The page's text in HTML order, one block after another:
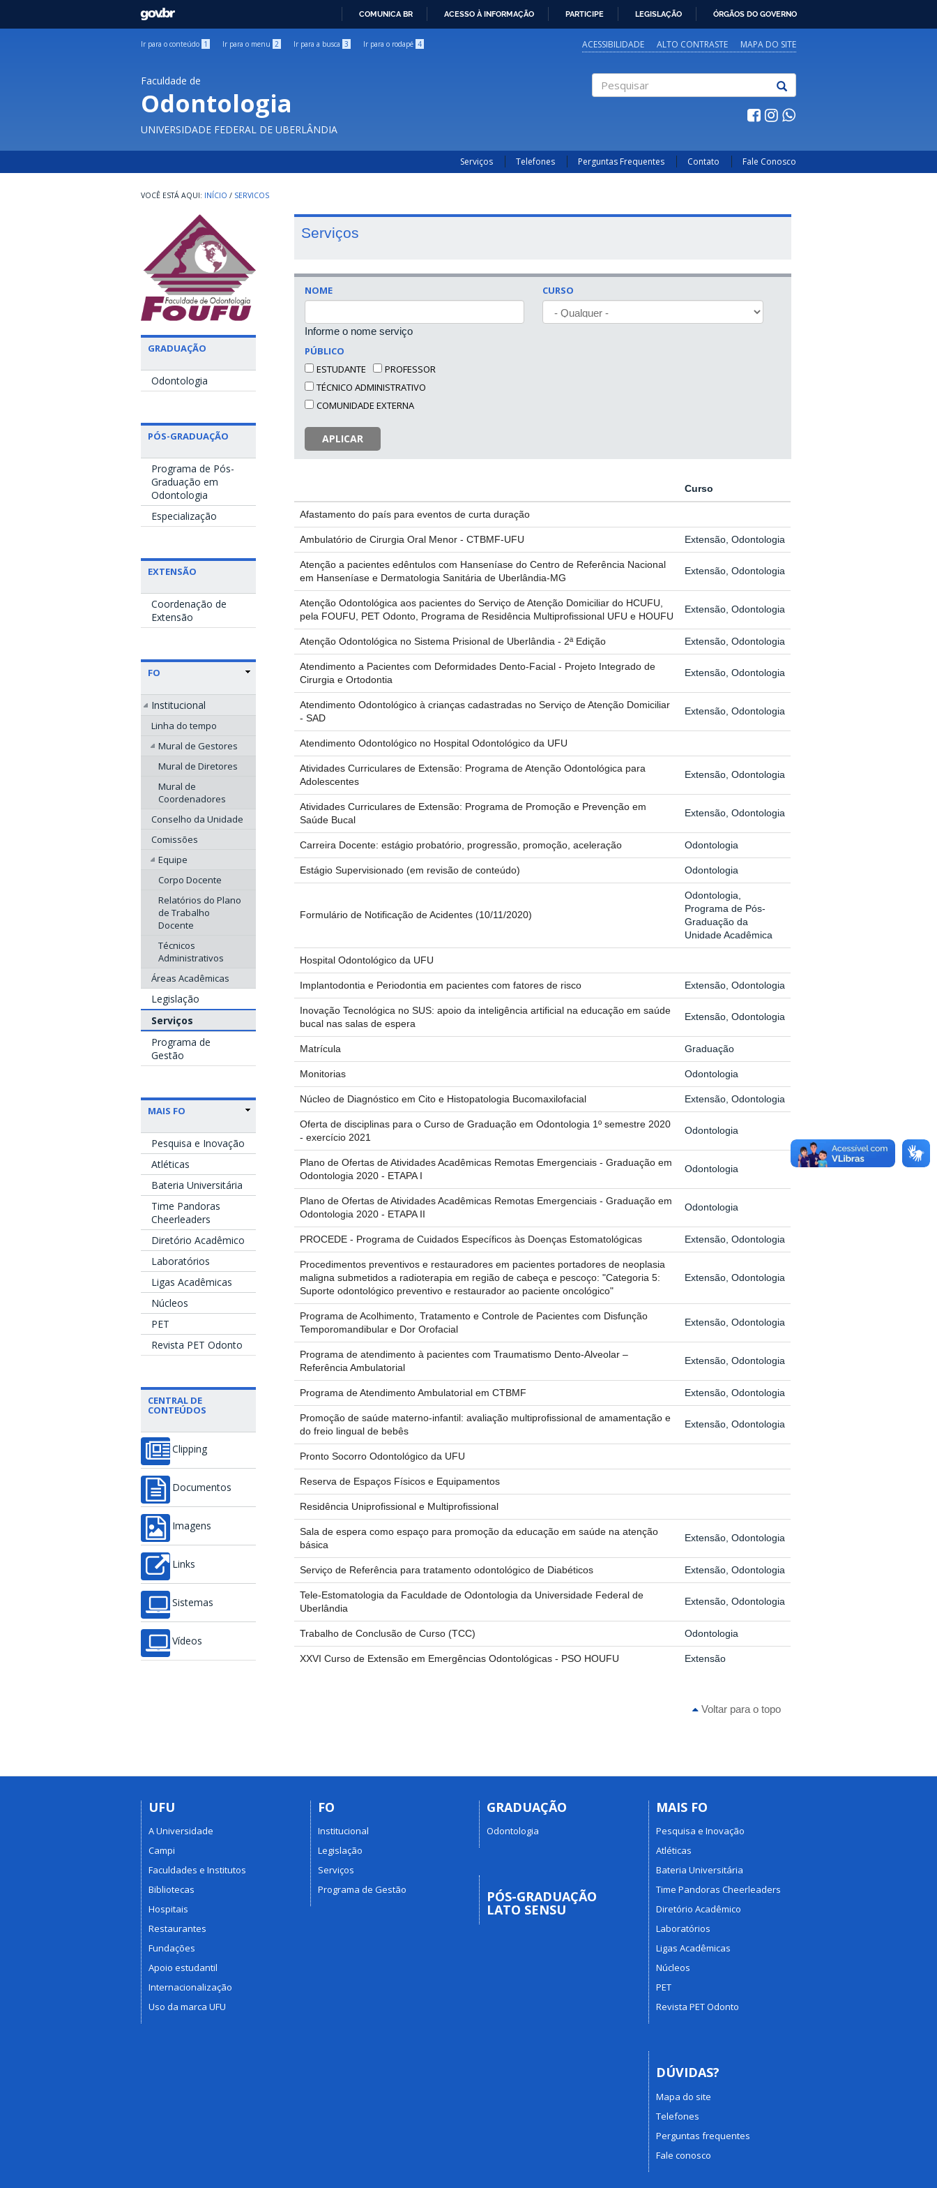
GOVBR
COMUNICA BR ACESSO À INFORMAÇÃO PARTICIPE LEGISLAÇÃO ÓRGÃOS DO GOVERNO
Ir para o conteúdo 1 Ir para o menu 2 Ir para a busca 3 Ir para o rodapé 4 ACESSIBILIDADE ALTO CONTRASTE MAPA DO SITE
Faculdade de
Odontologia
UNIVERSIDADE FEDERAL DE UBERLÂNDIA
Serviços Telefones Perguntas Frequentes Contato Fale Conosco
INÍCIO / SERVICOS
GRADUAÇÃO
Odontologia
PÓS-GRADUAÇÃO
Programa de Pós-
Graduação em
Odontologia
Especialização
EXTENSÃO
Coordenação de
Extensão
FO
Institucional
Linha do tempo
Mural de Gestores
Mural de Diretores
Mural de
Coordenadores
Conselho da Unidade
Comissões
Equipe
Corpo Docente
Relatórios do Plano
de Trabalho
Docente
Técnicos
Administrativos
Áreas Acadêmicas
Legislação
Serviços
Programa de
Gestão
MAIS FO
Pesquisa e Inovação
Atléticas
Bateria Universitária
Time Pandoras
Cheerleaders
Diretório Acadêmico
Laboratórios
Ligas Acadêmicas
Núcleos
PET
Revista PET Odonto
CENTRAL DE
CONTEÚDOS
Clipping
Documentos
Imagens
Links
Sistemas
Vídeos
Serviços
NOME
Informe o nome serviço
PÚBLICO
ESTUDANTE
PROFESSOR
TÉCNICO ADMINISTRATIVO
COMUNIDADE EXTERNA
APLICAR
CURSO
Curso
Afastamento do país para eventos de curta duração
Ambulatório de Cirurgia Oral Menor - CTBMF-UFU Extensão, Odontologia
Atenção a pacientes edêntulos com Hanseníase do Centro de Referência Nacional
em Hanseníase e Dermatologia Sanitária de Uberlândia-MG
Extensão, Odontologia
Atenção Odontológica aos pacientes do Serviço de Atenção Domiciliar do HCUFU,
pela FOUFU, PET Odonto, Programa de Residência Multiprofissional UFU e HOUFU
Extensão, Odontologia
Atenção Odontológica no Sistema Prisional de Uberlândia - 2ª Edição Extensão, Odontologia
Atendimento a Pacientes com Deformidades Dento-Facial - Projeto Integrado de
Cirurgia e Ortodontia
Extensão, Odontologia
Atendimento Odontológico à crianças cadastradas no Serviço de Atenção Domiciliar
- SAD
Extensão, Odontologia
Atendimento Odontológico no Hospital Odontológico da UFU
Atividades Curriculares de Extensão: Programa de Atenção Odontológica para
Adolescentes
Extensão, Odontologia
Atividades Curriculares de Extensão: Programa de Promoção e Prevenção em
Saúde Bucal
Extensão, Odontologia
Carreira Docente: estágio probatório, progressão, promoção, aceleração Odontologia
Estágio Supervisionado (em revisão de conteúdo) Odontologia
Formulário de Notificação de Acidentes (10/11/2020)
Odontologia,
Programa de Pós-
Graduação da
Unidade Acadêmica
Hospital Odontológico da UFU
Implantodontia e Periodontia em pacientes com fatores de risco Extensão, Odontologia
Inovação Tecnológica no SUS: apoio da inteligência artificial na educação em saúde
bucal nas salas de espera
Extensão, Odontologia
Matrícula Graduação
Monitorias Odontologia
Núcleo de Diagnóstico em Cito e Histopatologia Bucomaxilofacial Extensão, Odontologia
Oferta de disciplinas para o Curso de Graduação em Odontologia 1º semestre 2020
- exercício 2021
Odontologia
Plano de Ofertas de Atividades Acadêmicas Remotas Emergenciais - Graduação em
Odontologia 2020 - ETAPA I
Odontologia
Plano de Ofertas de Atividades Acadêmicas Remotas Emergenciais - Graduação em
Odontologia 2020 - ETAPA II
Odontologia
PROCEDE - Programa de Cuidados Específicos às Doenças Estomatológicas Extensão, Odontologia
Procedimentos preventivos e restauradores em pacientes portadores de neoplasia
maligna submetidos a radioterapia em região de cabeça e pescoço: "Categoria 5:
Suporte odontológico preventivo e restaurador ao paciente oncológico"
Extensão, Odontologia
Programa de Acolhimento, Tratamento e Controle de Pacientes com Disfunção
Temporomandibular e Dor Orofacial
Extensão, Odontologia
Programa de atendimento à pacientes com Traumatismo Dento-Alveolar –
Referência Ambulatorial
Extensão, Odontologia
Programa de Atendimento Ambulatorial em CTBMF Extensão, Odontologia
Promoção de saúde materno-infantil: avaliação multiprofissional de amamentação e
do freio lingual de bebês
Extensão, Odontologia
Pronto Socorro Odontológico da UFU
Reserva de Espaços Físicos e Equipamentos
Residência Uniprofissional e Multiprofissional
Sala de espera como espaço para promoção da educação em saúde na atenção
básica
Extensão, Odontologia
Serviço de Referência para tratamento odontológico de Diabéticos Extensão, Odontologia
Tele-Estomatologia da Faculdade de Odontologia da Universidade Federal de
Uberlândia
Extensão, Odontologia
Trabalho de Conclusão de Curso (TCC) Odontologia
XXVI Curso de Extensão em Emergências Odontológicas - PSO HOUFU Extensão
Voltar para o topo
UFU
A Universidade
Campi
Faculdades e Institutos
Bibliotecas
Hospitais
Restaurantes
Fundações
Apoio estudantil
Internacionalização
Uso da marca UFU
FO
Institucional
Legislação
Serviços
Programa de Gestão
GRADUAÇÃO
Odontologia
PÓS-GRADUAÇÃO
LATO SENSU
MAIS FO
Pesquisa e Inovação
Atléticas
Bateria Universitária
Time Pandoras Cheerleaders
Diretório Acadêmico
Laboratórios
Ligas Acadêmicas
Núcleos
PET
Revista PET Odonto
DÚVIDAS?
Mapa do site
Telefones
Perguntas frequentes
Fale conosco